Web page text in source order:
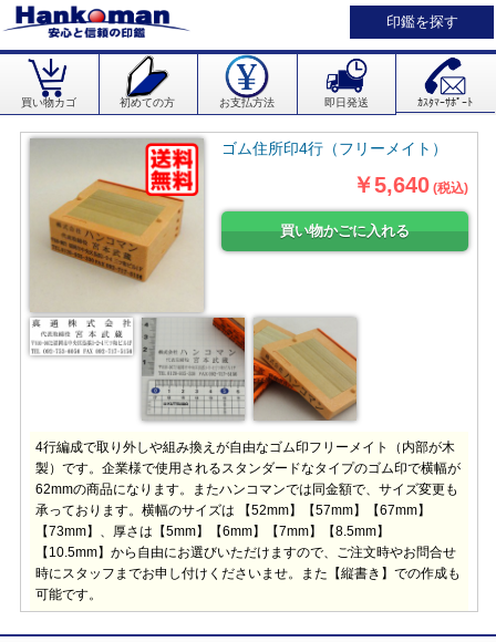
印鑑を探す
買い物カゴ 初めての方 お支払方法 即日発送 ｶｽﾀﾏｰｻﾎﾟｰﾄ
ゴム住所印4行（フリーメイト）
￥5,640 (税込)
4行編成で取り外しや組み換えが自由なゴム印フリーメイト（内部が木
製）です。企業様で使用されるスタンダードなタイプのゴム印で横幅が
62mmの商品になります。またハンコマンでは同金額で、サイズ変更も
承っております。横幅のサイズは 【52mm】【57mm】【67mm】
【73mm】、厚さは【5mm】【6mm】【7mm】【8.5mm】
【10.5mm】から自由にお選びいただけますので、ご注文時やお問合せ
時にスタッフまでお申し付けくださいませ。また【縦書き】での作成も
可能です。